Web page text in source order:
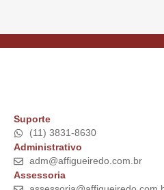
Suporte
(11) 3831-8630
Administrativo
adm@affigueiredo.com.br
Assessoria